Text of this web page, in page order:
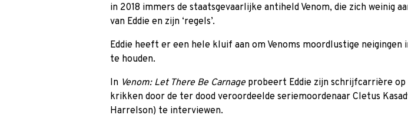
in 2018 immers de staatsgevaarlijke antiheld Venom, die zich weinig
van Eddie en zijn ‘regels’.
Eddie heeft er een hele kluif aan om Venoms moordlustige neigingen
te houden.
In Venom: Let There Be Carnage probeert Eddie zijn schrijfcarrière
krikken door de ter dood veroordeelde seriemoordenaar Cletus
Harrelson) te interviewen.